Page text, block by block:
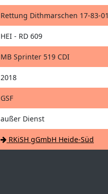
Rettung Dithmarschen 17-83-01
HEI - RD 609
MB Sprinter 519 CDI
2018
GSF
außer Dienst
RKiSH gGmbH Heide-Süd